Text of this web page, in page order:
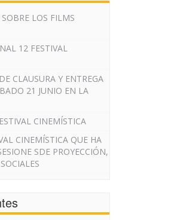
LOS FILMS
12 FESTIVAL
CLAUSURA Y ENTREGA
21 JUNIO EN LA
CINEMÍSTICA
CINEMÍSTICA QUE HA
SDE PROYECCIÓN,